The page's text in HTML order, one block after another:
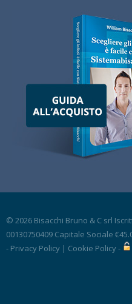
© 2026 Bisacchi Bruno & C srl
00130750409 Capitale Sociale
- Privacy Policy | Cookie Policy-